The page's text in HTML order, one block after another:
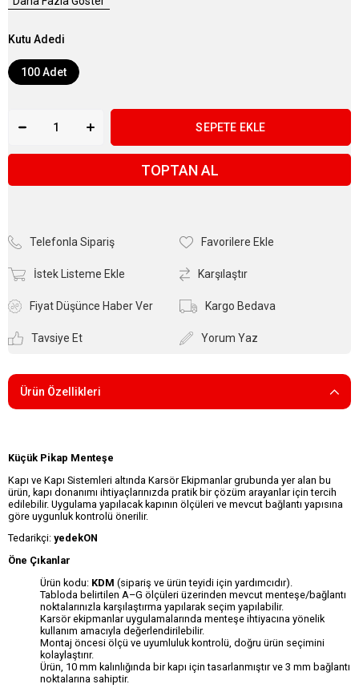
Kutu Adedi
100 Adet
TOPTAN AL
Telefonla Sipariş Favorilere Ekle
İstek Listeme Ekle Karşılaştır
Fiyat Düşünce Haber Ver Kargo Bedava
Tavsiye Et Yorum Yaz
Ürün Özellikleri
Küçük Pikap Menteşe
Kapı ve Kapı Sistemleri altında Karsör Ekipmanlar grubunda yer alan bu
ürün, kapı donanımı ihtiyaçlarınızda pratik bir çözüm arayanlar için tercih
edilebilir. Uygulama yapılacak kapının ölçüleri ve mevcut bağlantı yapısına
göre uygunluk kontrolü önerilir.
Tedarikçi: yedekON
Öne Çıkanlar
Ürün kodu: KDM (sipariş ve ürün teyidi için yardımcıdır).
Tabloda belirtilen A–G ölçüleri üzerinden mevcut menteşe/bağlantı
noktalarınızla karşılaştırma yapılarak seçim yapılabilir.
Karsör ekipmanlar uygulamalarında menteşe ihtiyacına yönelik
kullanım amacıyla değerlendirilebilir.
Montaj öncesi ölçü ve uyumluluk kontrolü, doğru ürün seçimini
kolaylaştırır.
Ürün, 10 mm kalınlığında bir kapı için tasarlanmıştır ve 3 mm bağlantı
noktalarına sahiptir.